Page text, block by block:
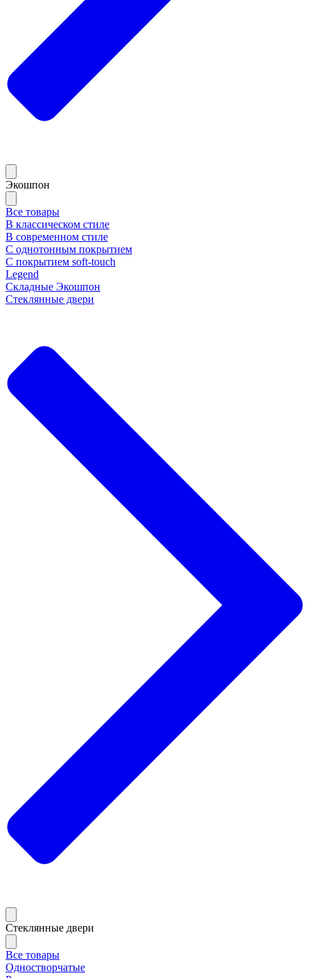
Экошпон
Все товары
В классическом стиле
В современном стиле
С однотонным покрытием
С покрытием soft-touch
Legend
Складные Экошпон
Стеклянные двери
Стеклянные двери
Все товары
Одностворчатые